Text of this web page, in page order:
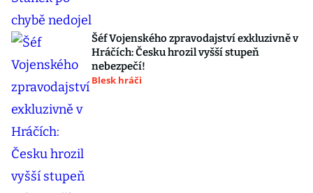
Šéf Vojenského zpravodajství exkluzivně v
Hráčích: Česku hrozil vyšší stupeň
nebezpečí!
Blesk hráči